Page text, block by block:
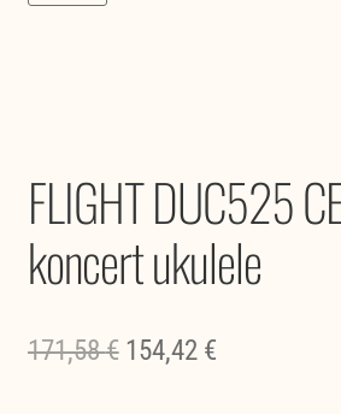
FLIGHT DUC525
koncert ukulele
171,58€ Izvirna
154,42 €Trenutna